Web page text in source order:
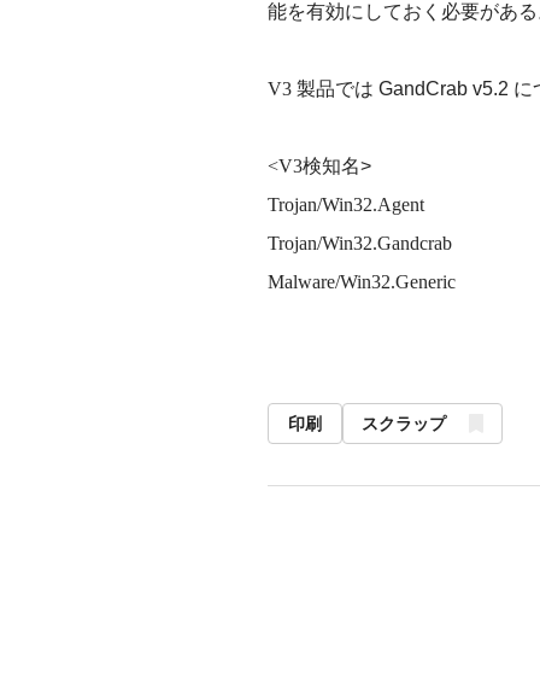
能を有効にしておく必要があ
V3 製品では GandCrab v5.2 に
<V3検知名>
Trojan/Win32.Agent
Trojan/Win32.Gandcrab
Malware/Win32.Generic
印刷 スクラップ